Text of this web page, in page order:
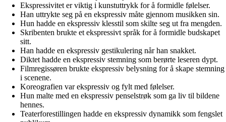
Ekspressivitet er viktig i kunstuttrykk for å formidle følelser.
Han uttrykte seg på en ekspressiv måte gjennom musikken sin.
Hun hadde en ekspressiv klesstil som skilte seg ut fra mengden.
Skribenten brukte et ekspressivt språk for å formidle budskapet
sitt.
Han hadde en ekspressiv gestikulering når han snakket.
Diktet hadde en ekspressiv stemning som berørte leseren dypt.
Filmregissøren brukte ekspressiv belysning for å skape stemning
i scenene.
Koreografien var ekspressiv og fylt med følelser.
Hun malte med en ekspressiv penselstrøk som ga liv til bildene
hennes.
Teaterforestillingen hadde en ekspressiv dynamikk som fengslet